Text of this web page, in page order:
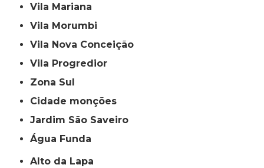
Vila Mariana
Vila Morumbi
Vila Nova Conceição
Vila Progredior
Zona Sul
cidade monções
jardim São Saveiro
Água Funda
Alto da Lapa